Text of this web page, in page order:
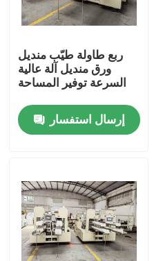
منزل
حول بنا
المنتجات
عرض الواقع الافتراضي
ربع طاولة طيّب منديل
ورق منديل آلة عالية
السرعة توفير المساحة
إرسال استفسار